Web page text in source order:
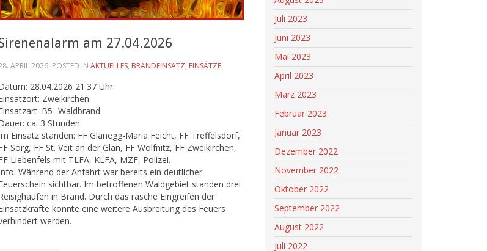
am 27.04.2026
APRIL 2026. POSTED IN AKTUELLES, BRANDEINSATZ, EINSÄTZE
28.04.2026 21:37 Uhr
Zweikirchen
B5- Waldbrand
ca. 3 Stunden
Einsatz standen: FF Glanegg-Maria Feicht, FF Treffelsdorf,
Sörg, FF St. Veit an der Glan, FF Wölfnitz, FF Zweikirchen,
Liebenfels mit TLFA, KLFA, MZF, Polizei.
Während der Anfahrt war bereits ein deutlicher
sichtbar. Im betroffenen Waldgebiet standen drei
in Brand. Durch das rasche Eingreifen der
konnte eine weitere Ausbreitung des Feuers
werden.
Juli 2023
Juni 2023
Mai 2023
April 2023
März 2023
Februar 2023
Januar 2023
Dezember 2022
November 2022
Oktober 2022
September 2022
August 2022
Juli 2022